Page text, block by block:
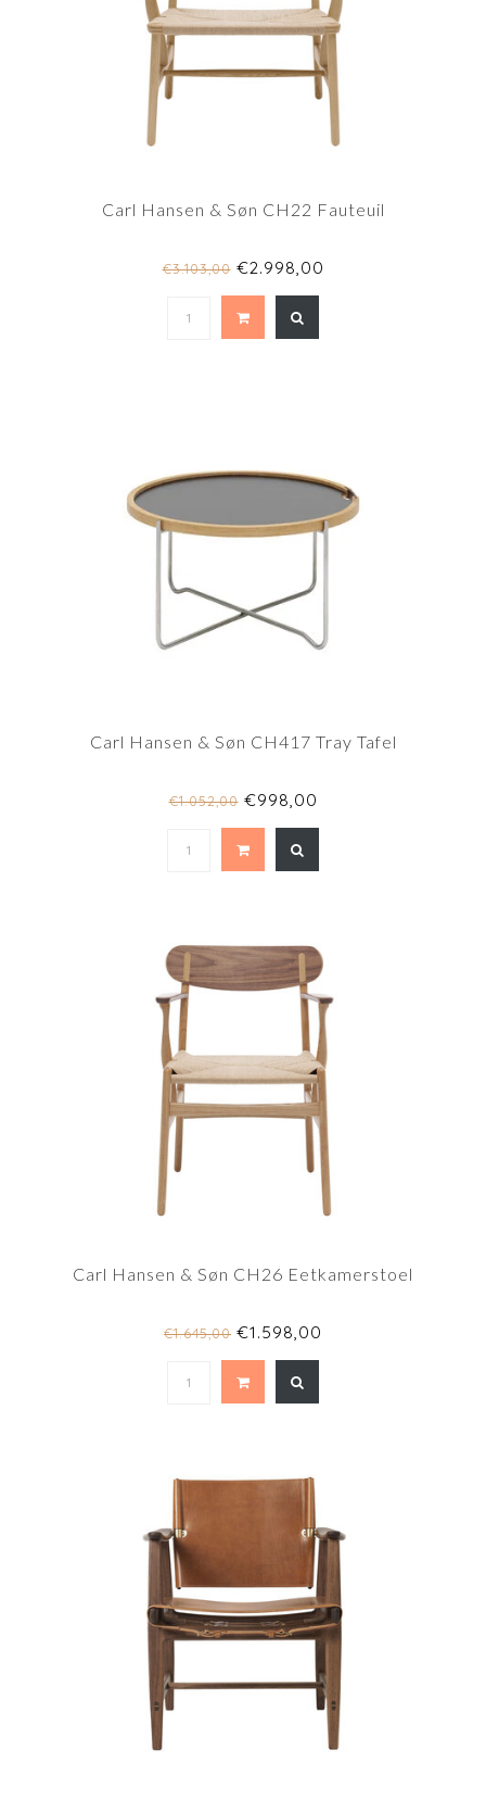
Carl Hansen & Søn CH22 Fauteuil
€3.103,00€2.998,00
Carl Hansen & Søn CH417 Tray Tafel
€1.052,00€998,00
Carl Hansen & Søn CH26 Eetkamerstoel
€1.645,00 €1.598,00